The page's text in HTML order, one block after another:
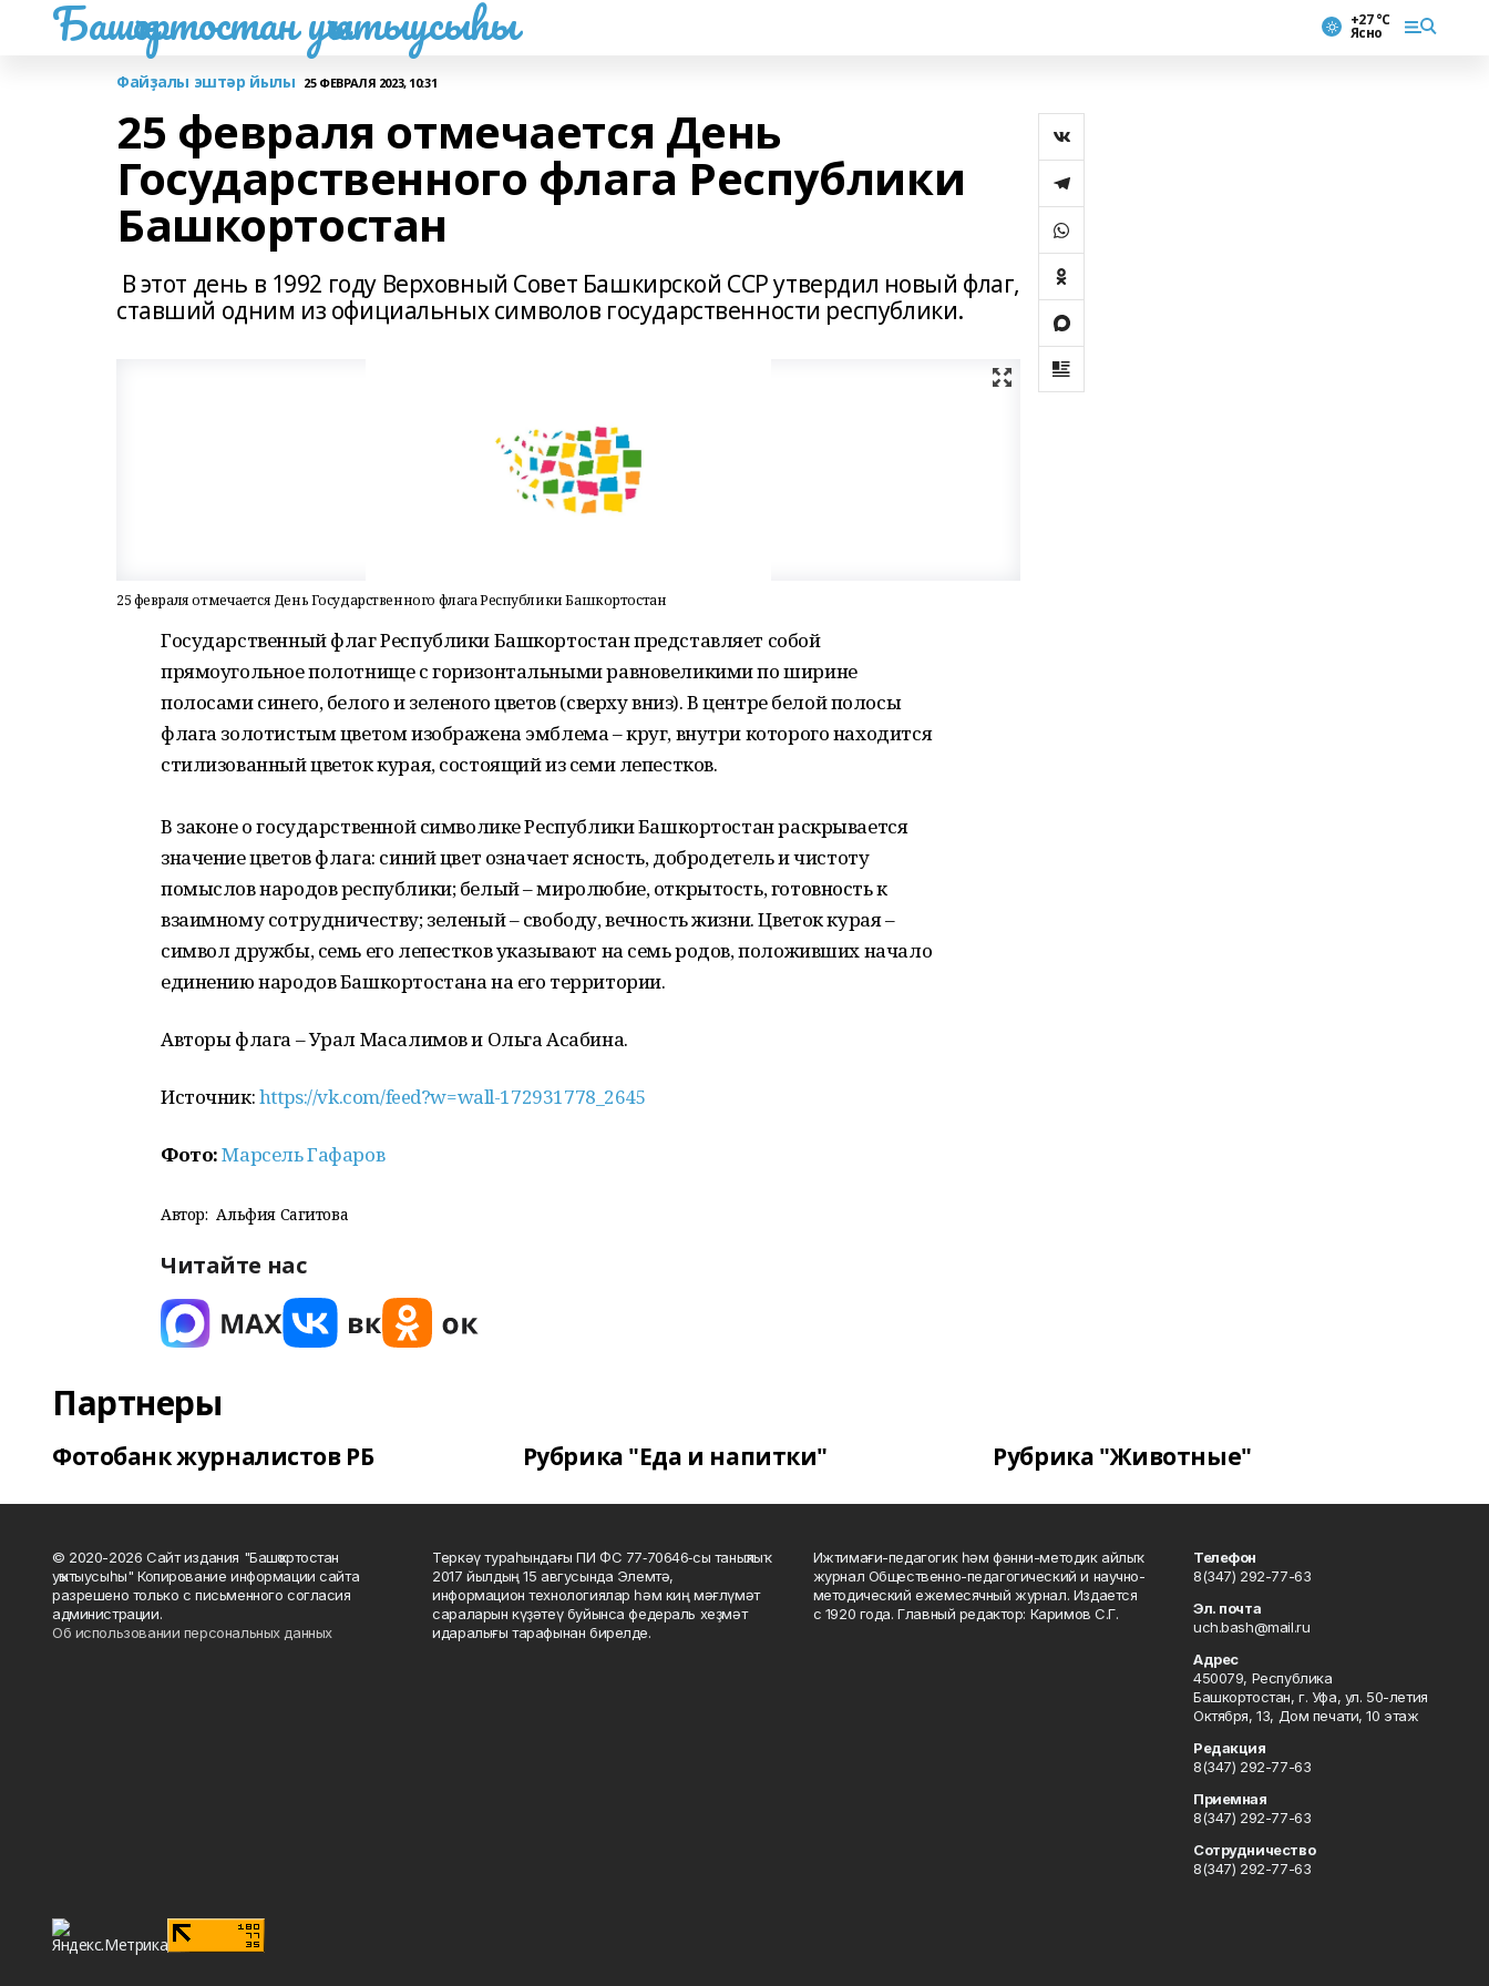
Башҡортостан уҡытыусыһы +27 °С
Ясно
Файҙалы эштәр йылы 25 ФЕВРАЛЯ 2023, 10:31
25 февраля отмечается День
Государственного флага Республики
Башкортостан
В этот день в 1992 году Верховный Совет Башкирской ССР утвердил новый флаг,
ставший одним из официальных символов государственности республики.
25 февраля отмечается День Государственного флага Республики Башкортостан
Государственный флаг Республики Башкортостан представляет собой
прямоугольное полотнище с горизонтальными равновеликими по ширине
полосами синего, белого и зеленого цветов (сверху вниз). В центре белой полосы
флага золотистым цветом изображена эмблема – круг, внутри которого находится
стилизованный цветок курая, состоящий из семи лепестков.
В законе о государственной символике Республики Башкортостан раскрывается
значение цветов флага: синий цвет означает ясность, добродетель и чистоту
помыслов народов республики; белый – миролюбие, открытость, готовность к
взаимному сотрудничеству; зеленый – свободу, вечность жизни. Цветок курая –
символ дружбы, семь его лепестков указывают на семь родов, положивших начало
единению народов Башкортостана на его территории.
Авторы флага – Урал Масалимов и Ольга Асабина.
Источник:https://vk.com/feed?w=wall-172931778_2645
Фото:Марсель Гафаров
Автор: Альфия Сагитова
Читайте нас
Партнеры
Фотобанк журналистов РБ Рубрика "Еда и напитки" Рубрика "Животные"
© 2020-2026 Сайт издания "Башҡортостан
уҡытыусыһы" Копирование информации сайта
разрешено только с письменного согласия
администрации.
Об использовании персональных данных
Теркәү тураһындағы ПИ ФС 77‑70646‑сы таныҡлыҡ
2017 йылдың 15 авгусында Элемтә,
информацион технологиялар һәм киң мәғлүмәт
сараларын күҙәтеү буйынса федераль хеҙмәт
идаралығы тарафынан бирелде.
Ижтимағи-педагогик һәм фәнни-методик айлыҡ
журнал Общественно-педагогический и научно-
методический ежемесячный журнал. Издается
с 1920 года. Главный редактор: Каримов С.Г.
Телефон
8(347) 292-77-63
Эл. почта
uch.bash@mail.ru
Адрес
450079, Республика
Башкортостан, г. Уфа, ул. 50-летия
Октября, 13, Дом печати, 10 этаж
Редакция
8(347) 292-77-63
Приемная
8(347) 292-77-63
Сотрудничество
8(347) 292-77-63